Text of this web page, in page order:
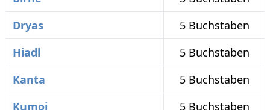
Dryas
5 Buchstaben
Hiadl
5 Buchstaben
Kanta
5 Buchstaben
Kumoi
5 Buchstaben